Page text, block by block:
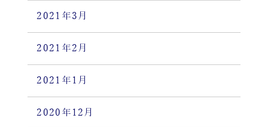
2021年3月
2021年2月
2021年1月
2020年12月